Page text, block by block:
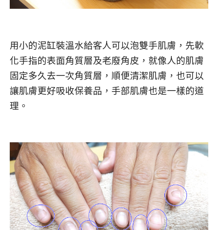
用小的泥缸裝溫水給客人可以泡雙手肌膚，先軟
化手指的表面角質層及老廢角皮，就像人的肌膚
固定多久去一次角質層，順便清潔肌膚，也可以
讓肌膚更好吸收保養品，手部肌膚也是一樣的道
理。